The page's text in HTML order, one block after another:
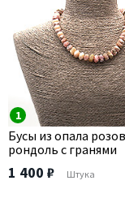
1
Бусы из опала
рондоль с гранями
1 400 ₽ Штука